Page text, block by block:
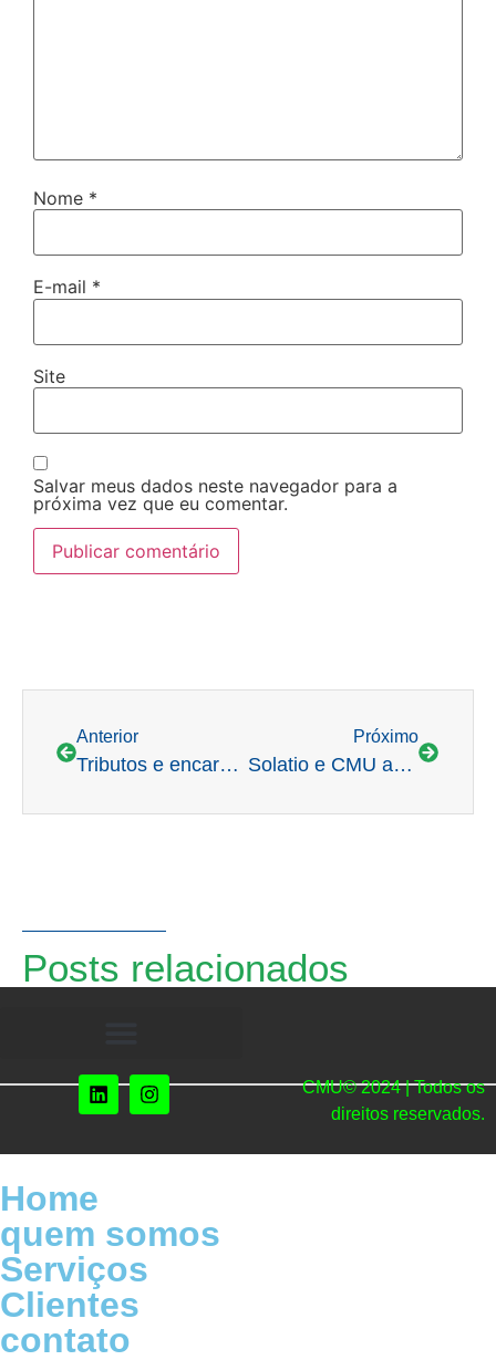
Nome *
E-mail *
Site
Salvar meus dados neste navegador para a
próxima vez que eu comentar.
Anterior
Tributos e encargos oneram o preço da energia elétrica no país
Próximo
Solatio e CMU apresentam proposta de investimento em geração distribuída para o Estado de Minas Gerais
Posts relacionados
CMU© 2024 | Todos os
direitos reservados.
Home
quem somos
Serviços
Clientes
contato